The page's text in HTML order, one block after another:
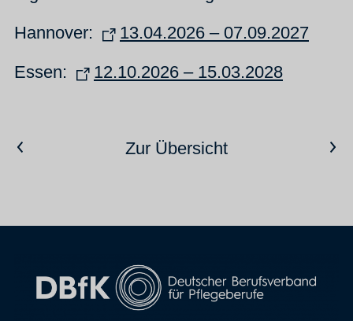
Hannover:
13.04.2026 – 07.09.2027
Essen:
12.10.2026 – 15.03.2028
Vorheriger ArtikelZur ÜbersichtNächster Artikel